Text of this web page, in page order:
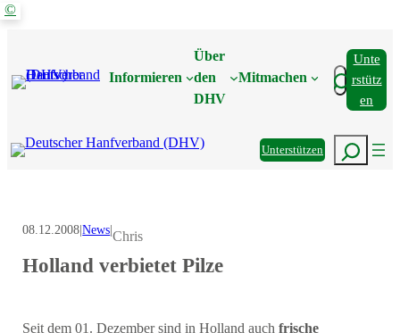
Zum
Informieren
Über
den
DHV
Mitmachen Suchen
Unte
Rstütz
En
UnterstützenSuchen
©
08.12.2008|News|Chris
Holland verbietet Pilze
Seit dem 01. Dezember sind in Holland auchfrische